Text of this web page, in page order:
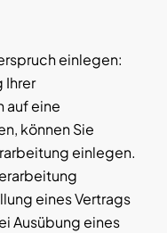
einlegen:
Ihrer
auf eine
können Sie
einlegen.
eines Vertrags
Ausübung eines